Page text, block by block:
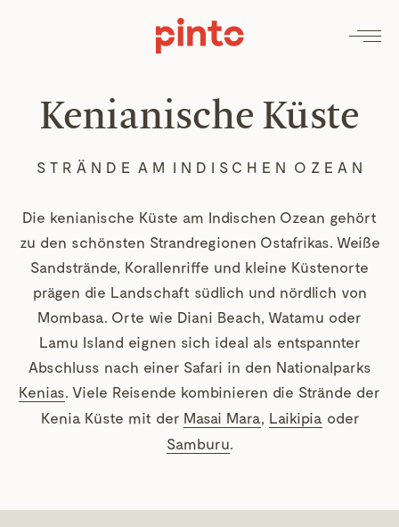
Kenianische Küste
S T R Ä N D E A M I N D I S C H E N O Z E A N
Die kenianische Küste am Indischen Ozean gehört
zu den schönsten Strandregionen Ostafrikas. Weiße
Sandstrände, Korallenriffe und kleine Küstenorte
prägen die Landschaft südlich und nördlich von
Mombasa. Orte wie Diani Beach, Watamu oder
Lamu Island eignen sich ideal als entspannter
Abschluss nach einer Safari in den Nationalparks
Kenias. Viele Reisende kombinieren die Strände der
Kenia Küste mit der Masai Mara, Laikipiaoder
Samburu.